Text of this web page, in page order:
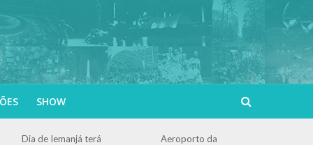
SHOW
Dia de Iemanjá terá
Aeroporto da